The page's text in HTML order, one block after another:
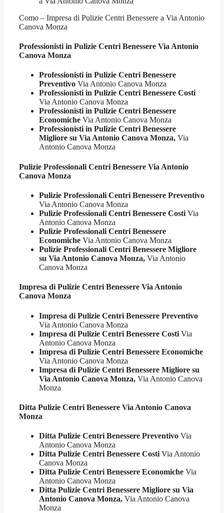
Como – Impresa di Pulizie Centri Benessere a Via Antonio
Canova Monza
Professionisti in Pulizie Centri Benessere Via Antonio
Canova Monza
Professionisti in Pulizie Centri Benessere
Preventivo Via Antonio Canova Monza
Professionisti in Pulizie Centri Benessere Costi
Via Antonio Canova Monza
Professionisti in Pulizie Centri Benessere
Economiche Via Antonio Canova Monza
Professionisti in Pulizie Centri Benessere
Migliore su Via Antonio Canova Monza, Via
Antonio Canova Monza
Pulizie Professionali Centri Benessere Via Antonio
Canova Monza
Pulizie Professionali Centri Benessere Preventivo
Via Antonio Canova Monza
Pulizie Professionali Centri Benessere Costi Via
Antonio Canova Monza
Pulizie Professionali Centri Benessere
Economiche Via Antonio Canova Monza
Pulizie Professionali Centri Benessere Migliore
su Via Antonio Canova Monza, Via Antonio
Canova Monza
Impresa di Pulizie Centri Benessere Via Antonio
Canova Monza
Impresa di Pulizie Centri Benessere Preventivo
Via Antonio Canova Monza
Impresa di Pulizie Centri Benessere Costi Via
Antonio Canova Monza
Impresa di Pulizie Centri Benessere Economiche
Via Antonio Canova Monza
Impresa di Pulizie Centri Benessere Migliore su
Via Antonio Canova Monza, Via Antonio Canova
Monza
Ditta Pulizie Centri Benessere Via Antonio Canova
Monza
Ditta Pulizie Centri Benessere Preventivo Via
Antonio Canova Monza
Ditta Pulizie Centri Benessere Costi Via Antonio
Canova Monza
Ditta Pulizie Centri Benessere Economiche Via
Antonio Canova Monza
Ditta Pulizie Centri Benessere Migliore su Via
Antonio Canova Monza, Via Antonio Canova
Monza